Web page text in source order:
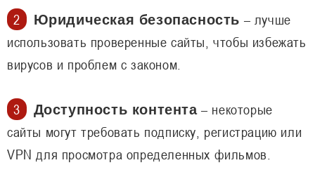
Юридическая безопасность – лучше
использовать проверенные сайты, чтобы избежать
вирусов и проблем с законом.
Доступность контента– некоторые
сайты могут требовать подписку, регистрацию или
VPN для просмотра определенных фильмов.